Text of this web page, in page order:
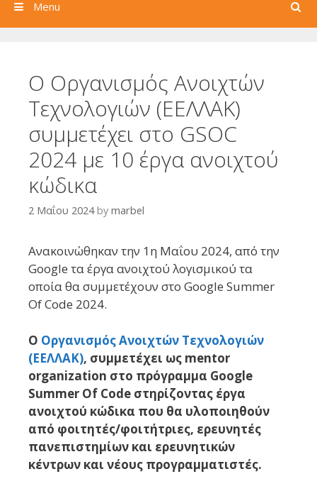
Search
Menu
Ο Οργανισμός Ανοιχτών
Τεχνολογιών (ΕΕΛΛΑΚ)
συμμετέχει στο GSOC
2024 με 10 έργα ανοιχτού
κώδικα
2 Μαΐου 2024 by marbel
Ανακοινώθηκαν την 1η Μαΐου 2024, από την
Google τα έργα ανοιχτού λογισμικού τα
οποία θα συμμετέχουν στο Google Summer
Of Code 2024.
Ο Οργανισμός Ανοιχτών Τεχνολογιών
(ΕΕΛΛΑΚ), συμμετέχει ως mentor
organization στο πρόγραμμα Google
Summer Of Code στηρίζοντας έργα
ανοιχτού κώδικα που θα υλοποιηθούν
από φοιτητές/φοιτήτριες, ερευνητές
πανεπιστημίων και ερευνητικών
κέντρων και νέους προγραμματιστές.